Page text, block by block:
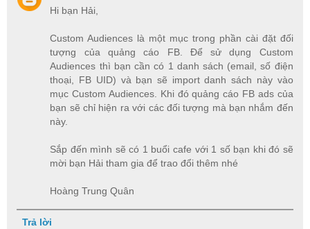
Hi bạn Hải,
Custom Audiences là một mục trong phần cài đặt đối
tượng của quảng cáo FB. Để sử dụng Custom
Audiences thì bạn cần có 1 danh sách (email, số điện
thoại, FB UID) và bạn sẽ import danh sách này vào
mục Custom Audiences. Khi đó quảng cáo FB ads của
bạn sẽ chỉ hiện ra với các đối tượng mà bạn nhắm đến
này.
Sắp đến mình sẽ có 1 buổi cafe với 1 số bạn khi đó sẽ
mời bạn Hải tham gia để trao đổi thêm nhé
Hoàng Trung Quân
Trả lời